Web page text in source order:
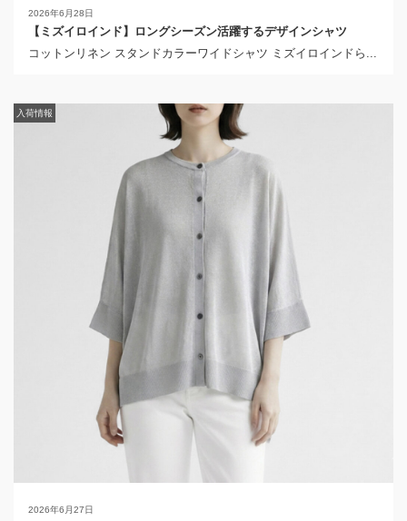
2026年6月28日
【ミズイロインド】ロングシーズン活躍するデザインシャツ
コットンリネン スタンドカラーワイドシャツ ミズイロインドら...
2026年6月27日
入荷情報
レースクルーネックベスト ミズイロインドから届いた新作は、
上...